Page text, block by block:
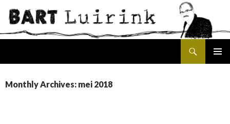
CONTENT
Monthly Archives: mei 2018